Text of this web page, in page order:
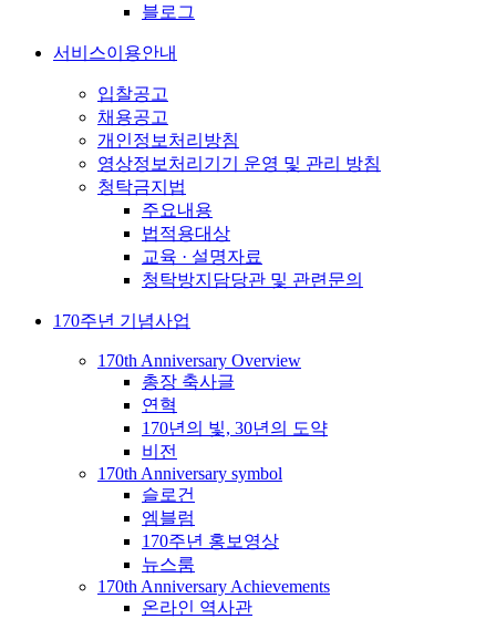
블로그
서비스이용안내
입찰공고
채용공고
개인정보처리방침
영상정보처리기기 운영 및 관리 방침
청탁금지법
주요내용
법적용대상
교육 · 설명자료
청탁방지담당관 및 관련문의
170주년 기념사업
170th Anniversary Overview
총장 축사글
연혁
170년의 빛, 30년의 도약
비전
170th Anniversary symbol
슬로건
엠블럼
170주년 홍보영상
뉴스룸
170th Anniversary Achievements
온라인 역사관